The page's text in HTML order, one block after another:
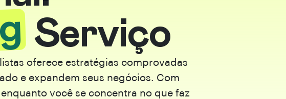
Serviço
oferece estratégias comprovadas
e expandem seus negócios. Com
você se concentra no que faz